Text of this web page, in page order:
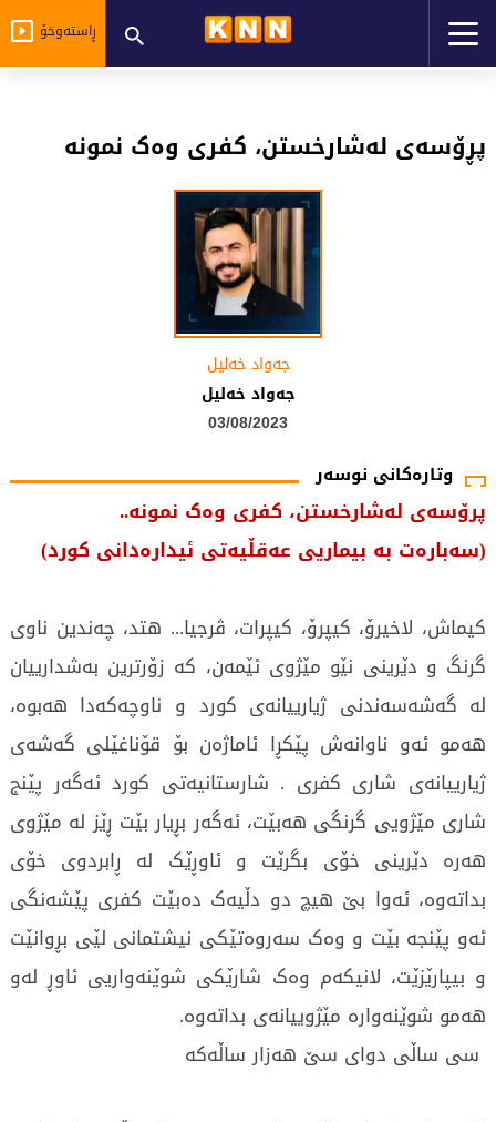
ڕاستەوخۆ
پڕۆسەی لەشارخستن، کفری وەک نمونە
جەواد خەلیل
جەواد خەلیل
03/08/2023
وتارەکانی نوسەر
پرۆسەی لەشارخستن، کفری وەک نمونە..
(سەبارەت بە بیماریی عەقڵیەتی ئیدارەدانی کورد)
کیماش، لاخیرۆ، کیپرۆ، کیپرات، ڤرجیا... هتد، چەندین ناوی
گرنگ و دێرینی نێو مێژوی ئێمەن، کە زۆرترین بەشدارییان
لە گەشەسەندنی ژیارییانەی کورد و ناوچەکەدا هەبوە،
هەمو ئەو ناوانەش پێکڕا ئاماژەن بۆ قۆناغێلی گەشەی
ژیارییانەی شاری کفری . شارستانیەتی کورد ئەگەر پێنج
شاری مێژویی گرنگی هەبێت، ئەگەر بڕیار بێت ڕێز لە مێژوی
هەرە دێرینی خۆی بگرێت و ئاوڕێک لە ڕابردوی خۆی
بداتەوە، ئەوا بێ هیچ دو دڵیەک دەبێت کفری پێشەنگی
ئەو پێنجە بێت و وەک سەروەتێکی نیشتمانی لێی بڕوانێت
و بیپارێزێت، لانیکەم وەک شارێکی شوێنەواریی ئاوڕ لەو
هەمو شوێنەوارە مێژوییانەی بداتەوە.
سی ساڵی دوای سێ هەزار ساڵەکە